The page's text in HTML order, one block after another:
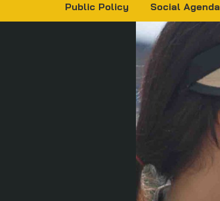
Public Policy Social Agenda